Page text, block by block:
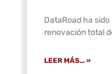
DataRoad ha sido
renovación total
LEER MÁS... »